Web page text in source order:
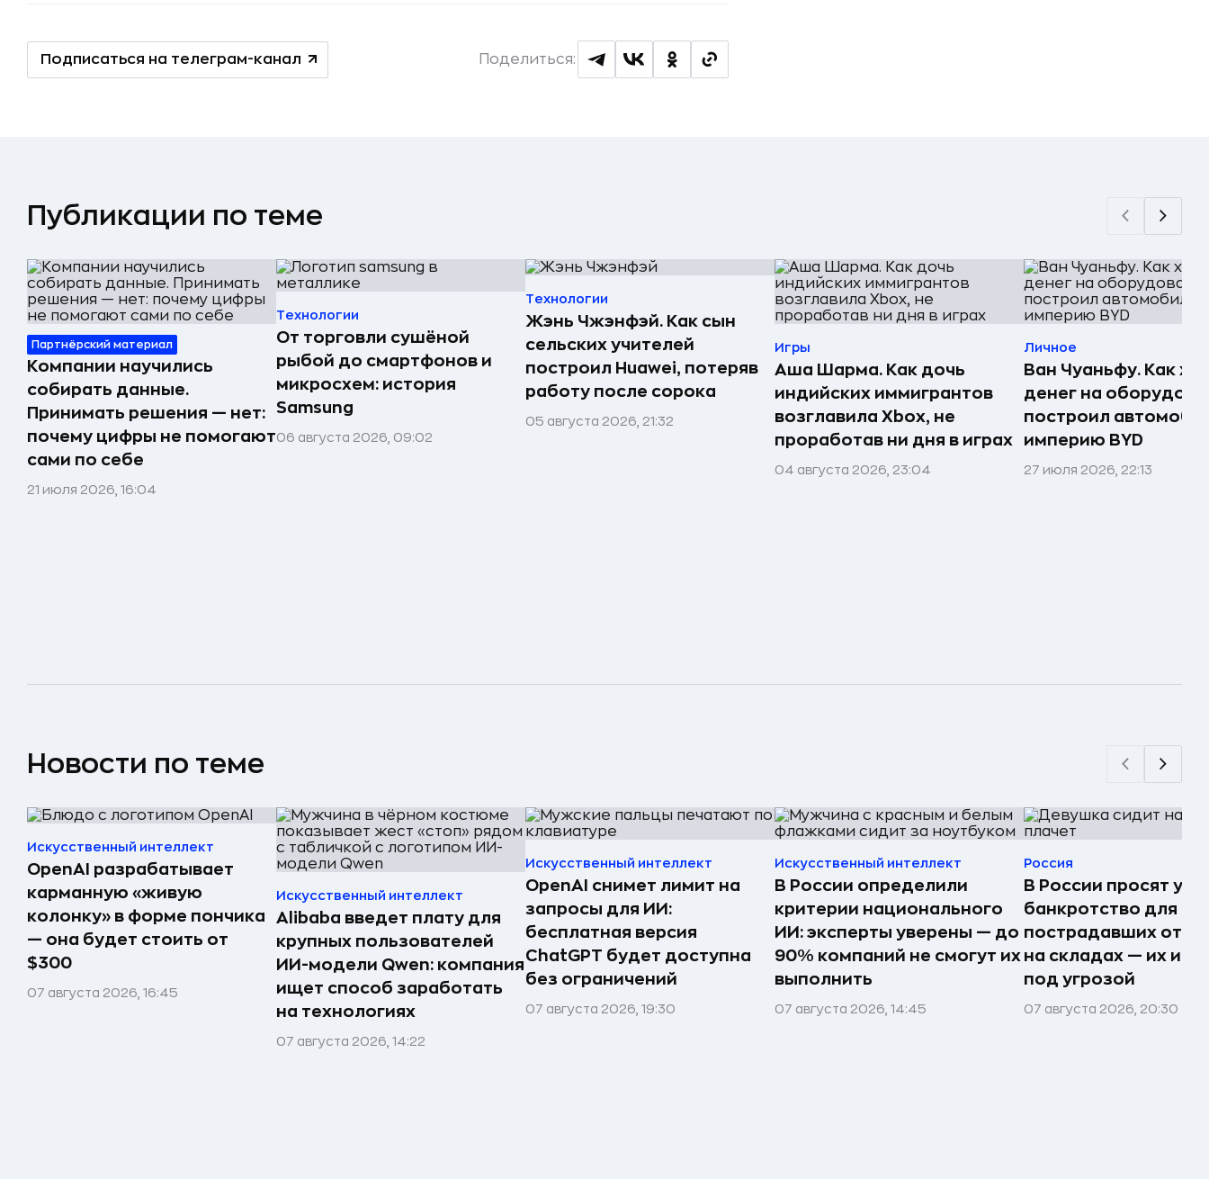
Подписаться на телеграм-канал Поделиться:
Публикации по теме
Партнёрский материал
Компании научились
собирать данные.
Принимать решения — нет:
почему цифры не помогают
сами по себе
21 июля 2026, 16:04
Технологии
От торговли сушёной
рыбой до смартфонов и
микросхем: история
Samsung
06 августа 2026, 09:02
Технологии
Жэнь Чжэнфэй. Как сын
сельских учителей
построил Huawei, потеряв
работу после сорока
05 августа 2026, 21:32
Игры
Аша Шарма. Как дочь
индийских иммигрантов
возглавила Xbox, не
проработав ни дня в играх
04 августа 2026, 23:04
Личное
Ван Чуаньфу. Как
денег на
построил
империю BYD
27 июля 2026, 22:13
Новости по теме
Искусственный интеллект
OpenAI разрабатывает
карманную «живую
колонку» в форме пончика
— она будет стоить от
$300
07 августа 2026, 16:45
Искусственный интеллект
Alibaba введет плату для
крупных пользователей
ИИ-модели Qwen: компания
ищет способ заработать
на технологиях
07 августа 2026, 14:22
Искусственный интеллект
OpenAI снимет лимит на
запросы для ИИ:
бесплатная версия
ChatGPT будет доступна
без ограничений
07 августа 2026, 19:30
Искусственный интеллект
В России определили
критерии национального
ИИ: эксперты уверены — до
90% компаний не смогут их
выполнить
07 августа 2026, 14:45
Россия
В России просят
банкротство для
пострадавших от
на складах — их
под угрозой
07 августа 2026, 20:30